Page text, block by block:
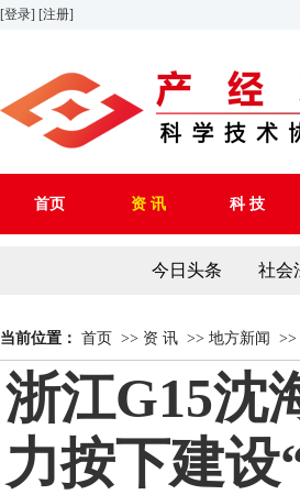
[登录] [注册]
首页 资 讯 科 技
今日头条 社会
当前位置： 首页 >> 资 讯 >> 地方新闻 >>
浙江G15沈
力按下建设